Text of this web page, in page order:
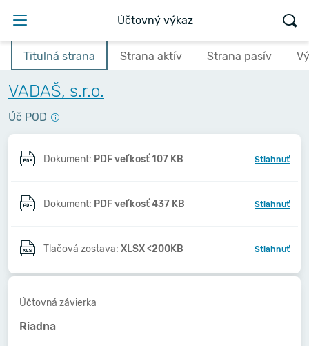
Účtovný výkaz
Titulná strana Strana aktív Strana pasív
VADAŠ, s.r.o.
Úč POD
Dokument: PDF veľkosť 107 KB Stiahnuť
Dokument: PDF veľkosť 437 KB Stiahnuť
Tlačová zostava: XLSX <200KB Stiahnuť
Účtovná závierka
Riadna